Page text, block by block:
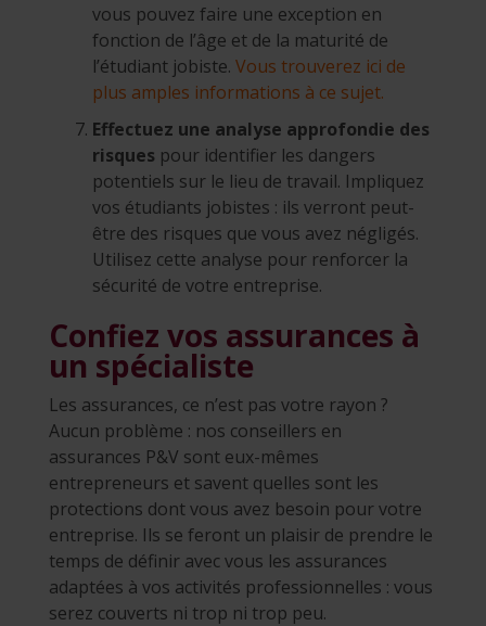
vous pouvez faire une exception en
fonction de l’âge et de la maturité de
l’étudiant jobiste. Vous trouverez ici de
plus amples informations à ce sujet.
Effectuez une analyse approfondie des
risques pour identifier les dangers
potentiels sur le lieu de travail. Impliquez
vos étudiants jobistes : ils verront peut-
être des risques que vous avez négligés.
Utilisez cette analyse pour renforcer la
sécurité de votre entreprise.
Confiez vos assurances à
un spécialiste
Les assurances, ce n’est pas votre rayon ?
Aucun problème : nos conseillers en
assurances P&V sont eux-mêmes
entrepreneurs et savent quelles sont les
protections dont vous avez besoin pour votre
entreprise. Ils se feront un plaisir de prendre le
temps de définir avec vous les assurances
adaptées à vos activités professionnelles : vous
serez couverts ni trop ni trop peu.